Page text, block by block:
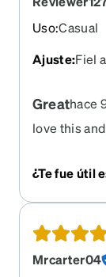
Uso:Casual
Ajuste:Fiel
Greathace
love this
¿Te fue útil
Mrcarter04